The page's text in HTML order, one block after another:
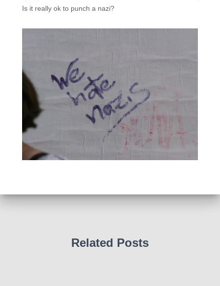
Is it really ok to punch a nazi?
Related Posts